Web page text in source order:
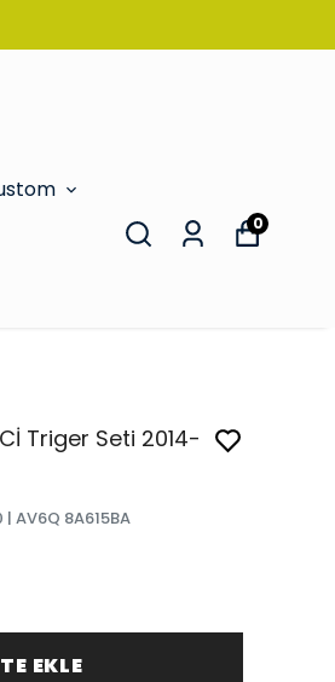
0
Triger Seti 2014-
| AV6Q 8A615BA
EKLE